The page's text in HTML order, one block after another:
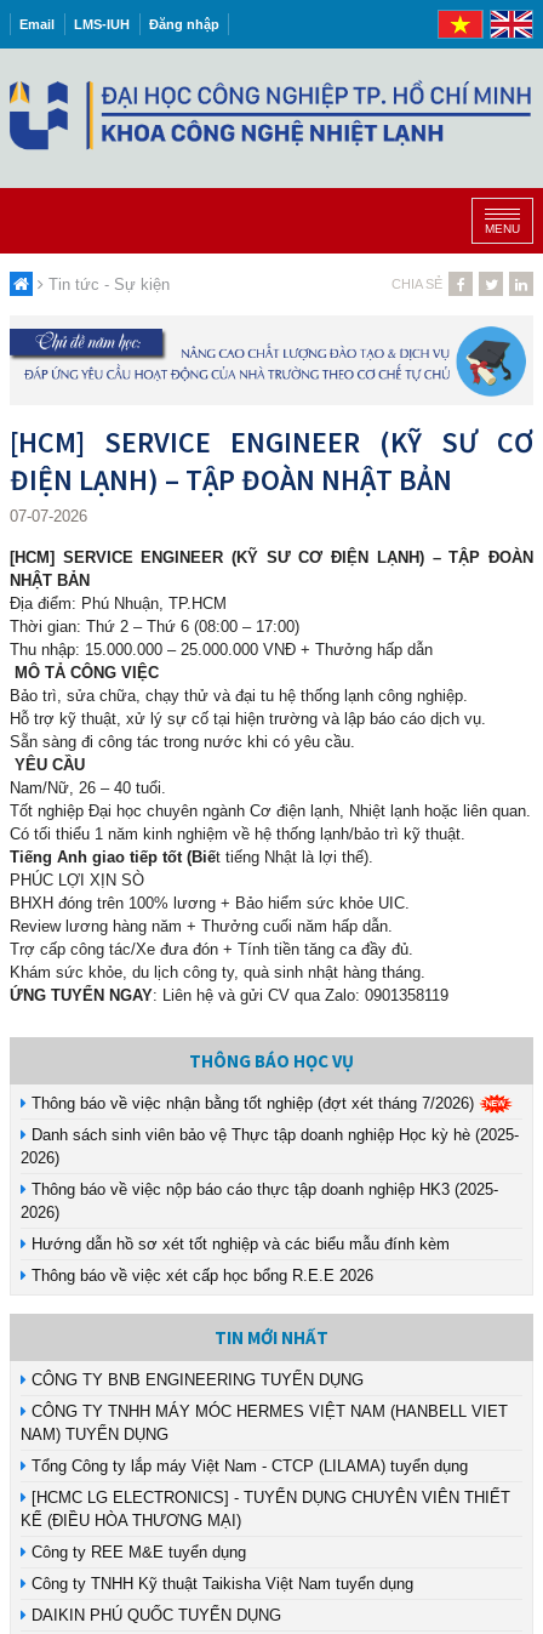
Email LMS-IUH Đăng nhập
MENU
Tin tức - Sự kiện CHIA SẺ
[HCM] SERVICE ENGINEER (KỸ SƯ CƠ
ĐIỆN LẠNH) – TẬP ĐOÀN NHẬT BẢN
07-07-2026
[HCM] SERVICE ENGINEER (KỸ SƯ CƠ ĐIỆN LẠNH) – TẬP ĐOÀN
NHẬT BẢN
Địa điểm: Phú Nhuận, TP.HCM
Thời gian: Thứ 2 – Thứ 6 (08:00 – 17:00)
Thu nhập: 15.000.000 – 25.000.000 VNĐ + Thưởng hấp dẫn
MÔ TẢ CÔNG VIỆC
Bảo trì, sửa chữa, chạy thử và đại tu hệ thống lạnh công nghiệp.
Hỗ trợ kỹ thuật, xử lý sự cố tại hiện trường và lập báo cáo dịch vụ.
Sẵn sàng đi công tác trong nước khi có yêu cầu.
YÊU CẦU
Nam/Nữ, 26 – 40 tuổi.
Tốt nghiệp Đại học chuyên ngành Cơ điện lạnh, Nhiệt lạnh hoặc liên quan.
Có tối thiểu 1 năm kinh nghiệm về hệ thống lạnh/bảo trì kỹ thuật.
Tiếng Anh giao tiếp tốt (Biết tiếng Nhật là lợi thế).
PHÚC LỢI XỊN SÒ
BHXH đóng trên 100% lương + Bảo hiểm sức khỏe UIC.
Review lương hàng năm + Thưởng cuối năm hấp dẫn.
Trợ cấp công tác/Xe đưa đón + Tính tiền tăng ca đầy đủ.
Khám sức khỏe, du lịch công ty, quà sinh nhật hàng tháng.
ỨNG TUYỂN NGAY: Liên hệ và gửi CV qua Zalo: 0901358119
THÔNG BÁO HỌC VỤ
Thông báo về việc nhận bằng tốt nghiệp (đợt xét tháng 7/2026)
Danh sách sinh viên bảo vệ Thực tập doanh nghiệp Học kỳ hè (2025-
2026)
Thông báo về việc nộp báo cáo thực tập doanh nghiệp HK3 (2025-
2026)
Hướng dẫn hồ sơ xét tốt nghiệp và các biểu mẫu đính kèm
Thông báo về việc xét cấp học bổng R.E.E 2026
TIN MỚI NHẤT
CÔNG TY BNB ENGINEERING TUYỂN DỤNG
CÔNG TY TNHH MÁY MÓC HERMES VIỆT NAM (HANBELL VIET
NAM) TUYỂN DỤNG
Tổng Công ty lắp máy Việt Nam - CTCP (LILAMA) tuyển dụng
[HCMC LG ELECTRONICS] - TUYỂN DỤNG CHUYÊN VIÊN THIẾT
KẾ (ĐIỀU HÒA THƯƠNG MẠI)
Công ty REE M&E tuyển dụng
Công ty TNHH Kỹ thuật Taikisha Việt Nam tuyển dụng
DAIKIN PHÚ QUỐC TUYỂN DỤNG